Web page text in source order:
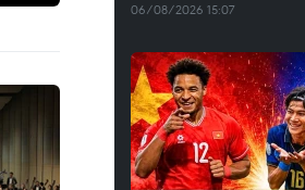
06/08/2026 15:07